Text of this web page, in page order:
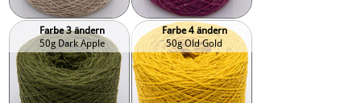
Farbe 3 ändern
50g Dark Apple
Farbe 4 ändern
50g Old Gold